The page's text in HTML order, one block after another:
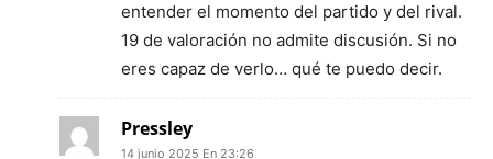
entender el momento del partido y del rival.
19 de valoración no admite discusión. Si no
eres capaz de verlo… qué te puedo decir.
Pressley
14 junio 2025 En 23:26